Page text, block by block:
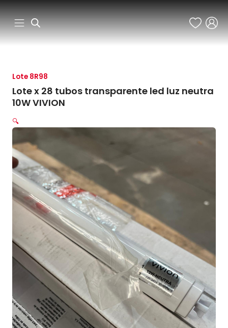
Ir
al
contenido
Lote 8R98
Lote x 28 tubos transparente led luz neutra
10W VIVION
🔍